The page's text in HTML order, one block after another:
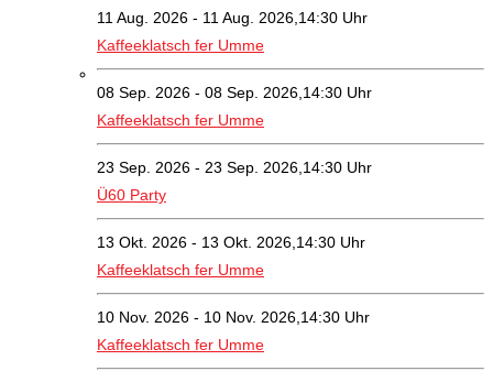
11 Aug. 2026 - 11 Aug. 2026,14:30 Uhr
Kaffeeklatsch fer Umme
08 Sep. 2026 - 08 Sep. 2026,14:30 Uhr
Kaffeeklatsch fer Umme
23 Sep. 2026 - 23 Sep. 2026,14:30 Uhr
Ü60 Party
13 Okt. 2026 - 13 Okt. 2026,14:30 Uhr
Kaffeeklatsch fer Umme
10 Nov. 2026 - 10 Nov. 2026,14:30 Uhr
Kaffeeklatsch fer Umme